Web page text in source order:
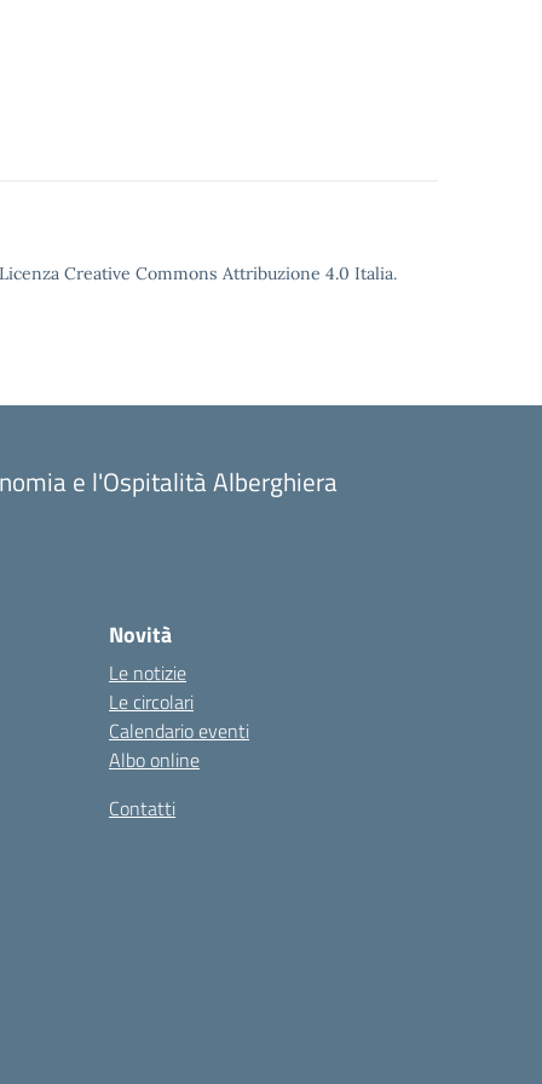
Creative Commons Attribuzione 4.0 Italia.
e l'Ospitalità Alberghiera
Novità
Le notizie
Le circolari
Calendario eventi
Albo online
Contatti